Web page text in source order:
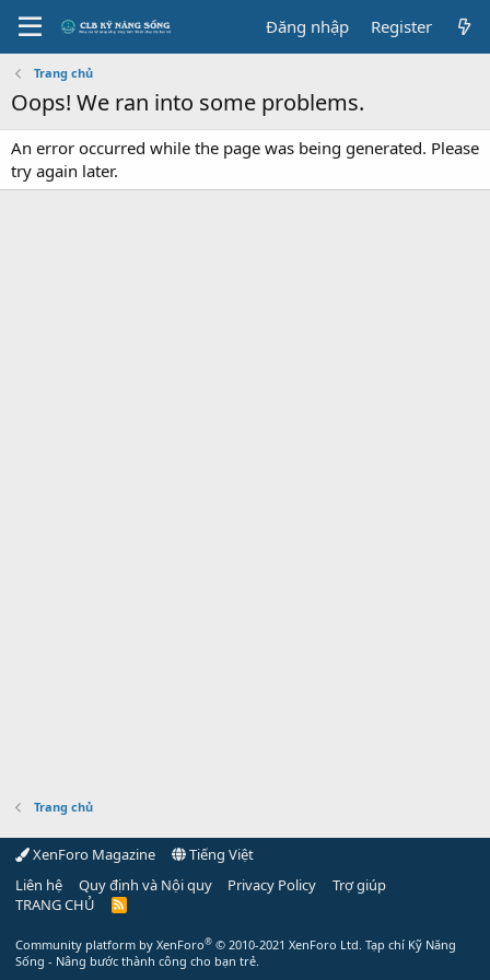
Đăng nhập Register
Trang chủ
Oops! We ran into some problems.
An error occurred while the page was being generated. Please
try again later.
Trang chủ
XenForo Magazine
Tiếng Việt
Liên hệ
Quy định và Nội quy Privacy Policy
Trợ giúp
TRANG CHỦ
R
Community platform by XenForo® © 2010-2021 XenForo Ltd. Tạp chí Kỹ Năng
Sống - Nâng bước thành công cho bạn trẻ.